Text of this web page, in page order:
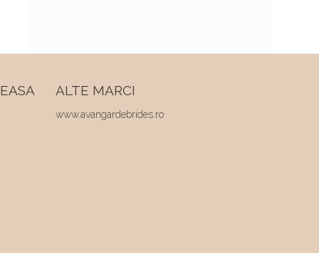
ALTE MARCI
www.avangardebrides.ro